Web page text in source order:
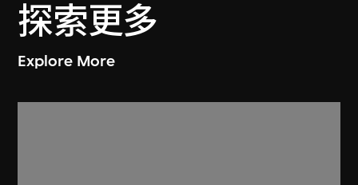
探索更多
Explore More